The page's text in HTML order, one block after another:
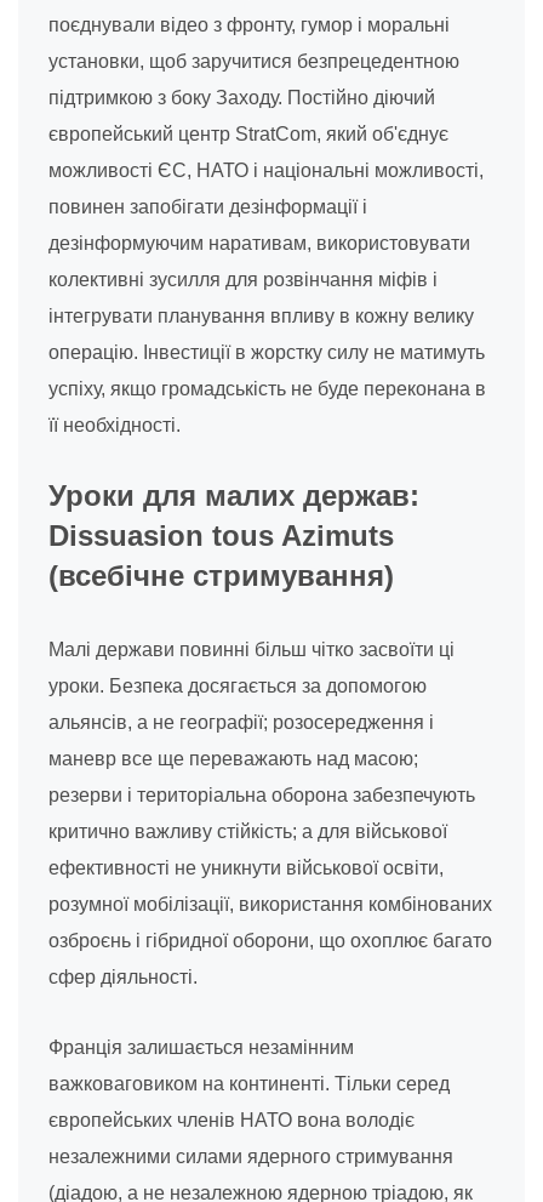
поєднували відео з фронту, гумор і моральні
установки, щоб заручитися безпрецедентною
підтримкою з боку Заходу. Постійно діючий
європейський центр StratCom, який об'єднує
можливості ЄС, НАТО і національні можливості,
повинен запобігати дезінформації і
дезінформуючим наративам, використовувати
колективні зусилля для розвінчання міфів і
інтегрувати планування впливу в кожну велику
операцію. Інвестиції в жорстку силу не матимуть
успіху, якщо громадськість не буде переконана в
її необхідності.
Уроки для малих держав:
Dissuasion tous Azimuts
(всебічне стримування)
Малі держави повинні більш чітко засвоїти ці
уроки. Безпека досягається за допомогою
альянсів, а не географії; розосередження і
маневр все ще переважають над масою;
резерви і територіальна оборона забезпечують
критично важливу стійкість; а для військової
ефективності не уникнути військової освіти,
розумної мобілізації, використання комбінованих
озброєнь і гібридної оборони, що охоплює багато
сфер діяльності.
Франція залишається незамінним
важковаговиком на континенті. Тільки серед
європейських членів НАТО вона володіє
незалежними силами ядерного стримування
(діадою, а не незалежною ядерною тріадою, як